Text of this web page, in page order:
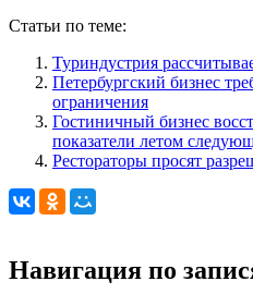
Статьи по теме:
Туриндустрия
Петербургский бизнес
ограничения
Гостиничный бизнес
показатели летом
Рестораторы просят
Навигация по